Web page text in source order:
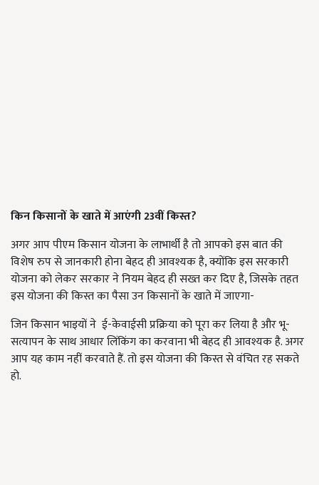
किन किसानों के खाते में आएंगी 23वीं किस्त?
अगर आप पीएम किसान योजना के लाभार्थी है तो आपको इस बात की
विशेष रुप से जानकारी होना बेहद ही आवश्यक है, क्योंकि इस सरकारी
योजना को लेकर सरकार ने नियम बेहद ही सख्त कर दिए है, जिसके तहत
इस योजना की किस्त का पैसा उन किसानों के खाते में जाएगा-
जिन किसान भाइयों ने ई-केवाईसी प्रक्रिया को पूरा कर लिया है और भू-
सत्यापन के साथ आधार लिंकिंग का करवाना भी बेहद ही आवश्यक है. अगर
आप यह काम नहीं करवाते हैं. तो इस योजना की किस्त से वंचित रह सकते
हो.